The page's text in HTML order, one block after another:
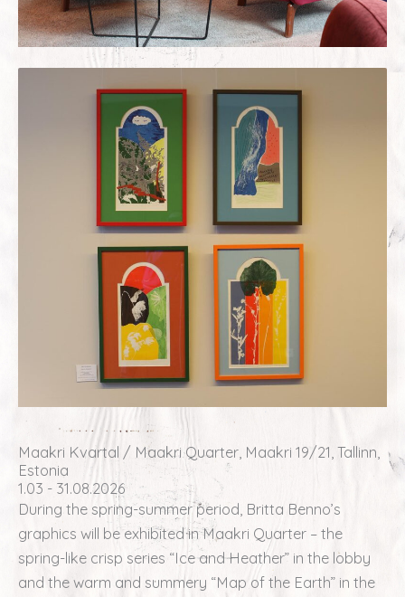
Maakri Kvartal / Maakri Quarter, Maakri 19/21, Tallinn,
Estonia
1.03 - 31.08.2026
During the spring-summer period, Britta Benno’s
graphics will be exhibited in Maakri Quarter – the
spring-like crisp series “Ice and Heather” in the lobby
and the warm and summery “Map of the Earth” in the